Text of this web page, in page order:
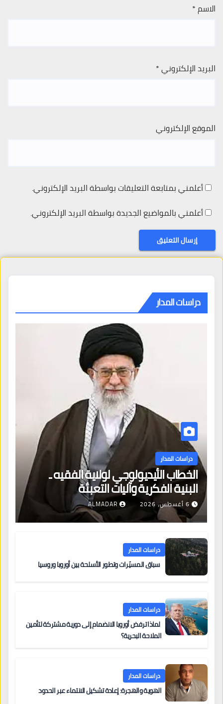
الاسم*
البريد الإلكتروني*
الموقع الإلكتروني
أعلمني بمتابعة التعليقات بواسطة البريد الإلكتروني.
أعلمني بالمواضيع الجديدة بواسطة البريد الإلكتروني.
دراسات المدار
دراسات المدار
الخطاب الأيديولوجي لولاية الفقيه ـ
البنية الفكرية وآليات التعبئة
6 أغسطس، 2026 ALMADAR
دراسات المدار
سباق المسيّرات وتطور الأسلحة بين أوروبا وروسيا
دراسات المدار
لماذا ترفض أوروبا الانضمام إلى دورية مشتركة لتأمين
الملاحة البحرية؟
دراسات المدار
الهوية والهجرة: إعادة تشكيل الانتماء عبر الحدود